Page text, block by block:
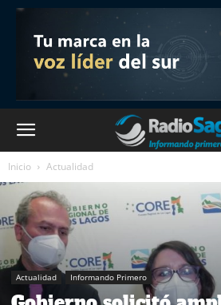
Inicio Actualidad
Actualidad Informando Primero